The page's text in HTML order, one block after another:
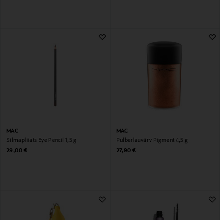
MAC
Silmapliiats Eye Pencil 1,5 g
Original Price
29,00 €
MAC
Pulberlauvärv Pigment 4,5 g
Original Price
27,90 €